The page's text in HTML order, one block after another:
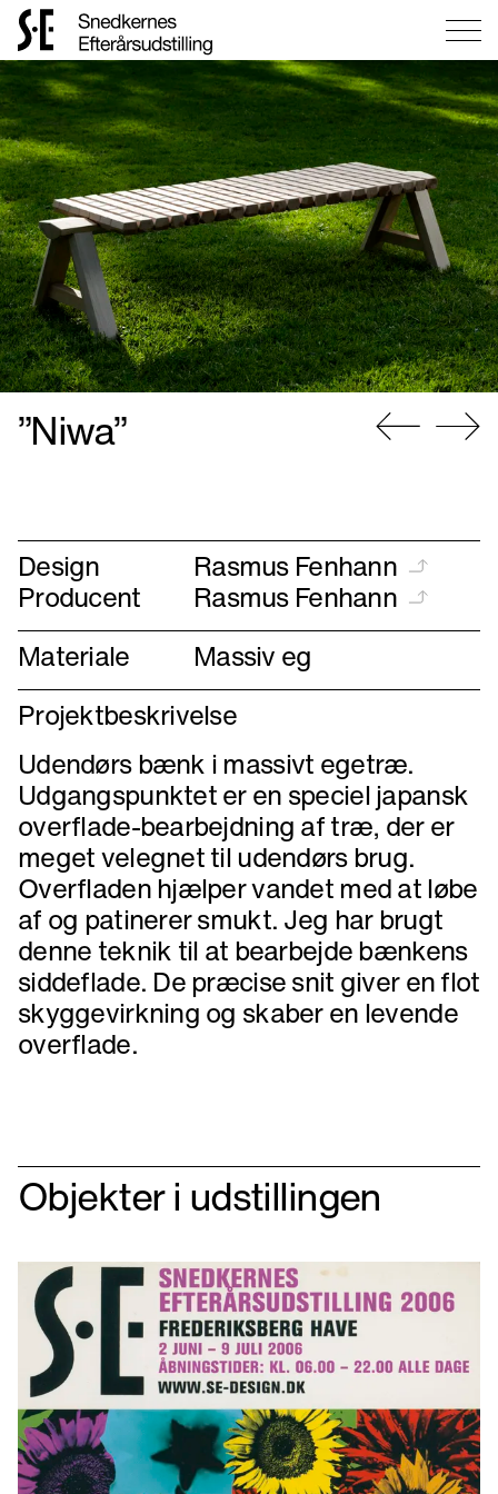
Gå
til
forsiden
”Niwa”
Design Rasmus Fenhann
Producent
Rasmus Fenhann
Materiale
Massiv eg
Projektbeskrivelse
Udendørs bænk i massivt egetræ.
Udgangspunktet er en speciel japansk
overflade-bearbejdning af træ, der er
meget velegnet til udendørs brug.
Overfladen hjælper vandet med at løbe
af og patinerer smukt. Jeg har brugt
denne teknik til at bearbejde bænkens
siddeflade. De præcise snit giver en flot
skyggevirkning og skaber en levende
overflade.
Objekter i udstillingen